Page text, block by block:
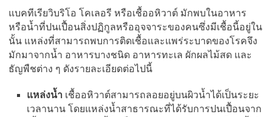
แบคทีเรียวิบริโอ โคเลอรี หรือเชื้ออหิวาต์ มักพบในอาหาร
หรือน้ำที่ปนเปื้อนสิ่งปฏิกูลหรืออุจจาระของคนซึ่งมีเชื้อนี้อยู่ใน
นั้น แหล่งที่สามารถพบการติดเชื้อและแพร่ระบาดของโรคจึง
มักมาจากน้ำ อาหารบางชนิด อาหารทะเล ผักผลไม้สด และ
ธัญพืชต่าง ๆ ดังรายละเอียดต่อไปนี้
แหล่งน้ำ เชื้ออหิวาต์สามารถลอยอยู่บนผิวน้ำได้เป็นระยะ
เวลานาน โดยแหล่งน้ำสาธารณะที่ได้รับการปนเปื้อนจาก